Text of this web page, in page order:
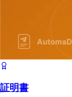
証明書